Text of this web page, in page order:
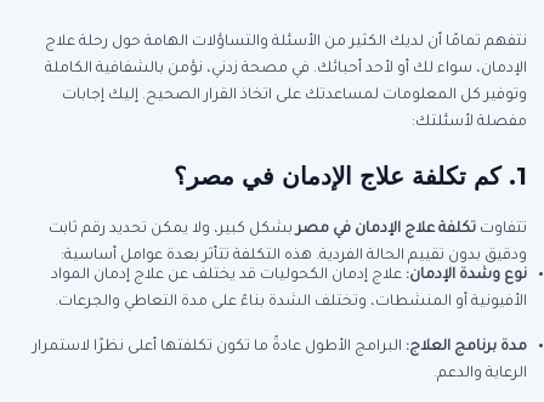
نتفهم تمامًا أن لديك الكثير من الأسئلة والتساؤلات الهامة حول رحلة علاج
الإدمان، سواء لك أو لأحد أحبائك. في مصحة زدني، نؤمن بالشفافية الكاملة
وتوفير كل المعلومات لمساعدتك على اتخاذ القرار الصحيح. إليك إجابات
مفصلة لأسئلتك:
1. كم تكلفة علاج الإدمان في مصر؟
تتفاوت تكلفة علاج الإدمان في مصربشكل كبير، ولا يمكن تحديد رقم ثابت
ودقيق بدون تقييم الحالة الفردية. هذه التكلفة تتأثر بعدة عوامل أساسية:
نوع وشدة الإدمان: علاج إدمان الكحوليات قد يختلف عن علاج إدمان المواد
الأفيونية أو المنشطات، وتختلف الشدة بناءً على مدة التعاطي والجرعات.
مدة برنامج العلاج: البرامج الأطول عادةً ما تكون تكلفتها أعلى نظرًا لاستمرار
الرعاية والدعم.